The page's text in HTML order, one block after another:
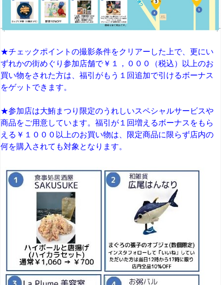
★チェックポイントの撮影条件をクリアーした上で、更にい
ずれかの街めぐり参加店舗で￥１，０００（税込）以上のお
買い物をされた方は、福引がもう１回追加で引けるボーナス
をゲットできます。
★参加店は大鮪まつり限定のうれしいスペシャルサービスや
商品をご用意しています。福引が１回増えるボーナスをもら
える￥１０００以上のお買い物は、限定商品に限らず店内の
何を購入されても対象となります。